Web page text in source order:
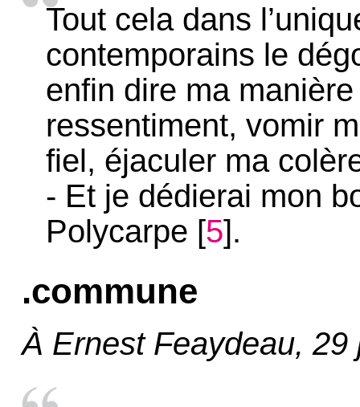
Tout cela dans
contemporains le
enfin dire ma
ressentiment, vomir
fiel, éjaculer ma
- Et je dédierai mon
Polycarpe [5].
.commune
À Ernest Feaydeau, 29